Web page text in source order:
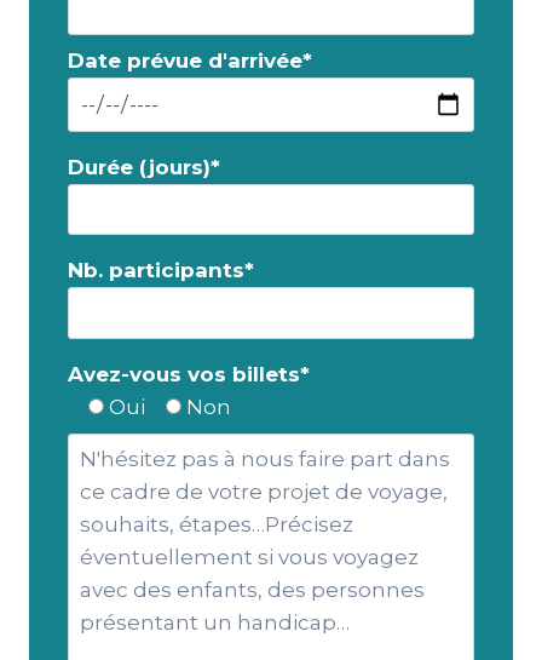
Date prévue d'arrivée*
Durée (jours)*
Nb. participants*
Avez-vous vos billets*
Oui
Non